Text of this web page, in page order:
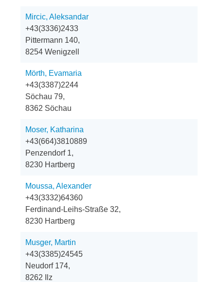
Mircic, Aleksandar
+43(3336)2433
Pittermann 140,
8254 Wenigzell
Mörth, Evamaria
+43(3387)2244
Söchau 79,
8362 Söchau
Moser, Katharina
+43(664)3810889
Penzendorf 1,
8230 Hartberg
Moussa, Alexander
+43(3332)64360
Ferdinand-Leihs-Straße 32,
8230 Hartberg
Musger, Martin
+43(3385)24545
Neudorf 174,
8262 Ilz